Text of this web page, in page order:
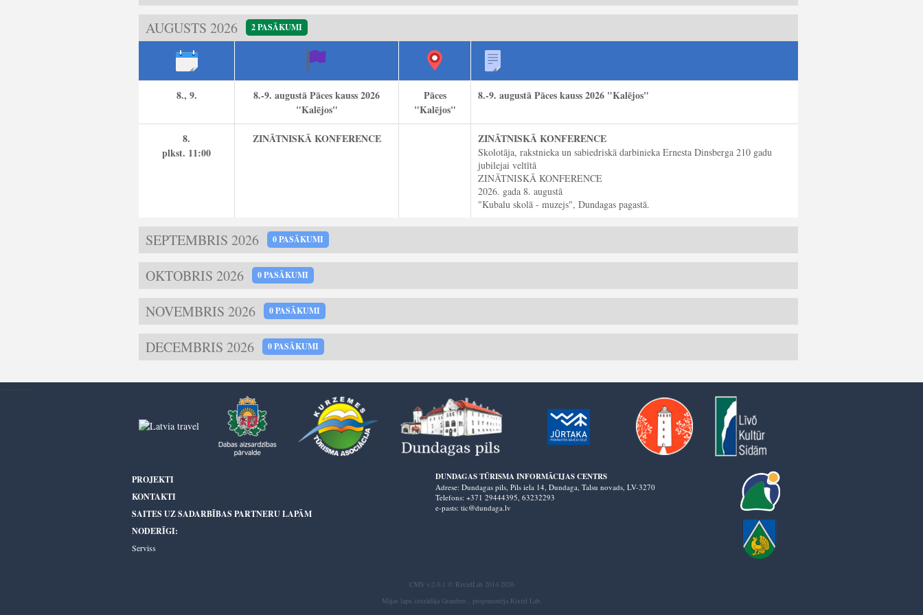
AUGUSTS 2026
2 PASĀKUMI
8., 9.
8.-9. augustā Pāces kauss 2026
"Kalējos"
Pāces
"Kalējos"
8.-9. augustā Pāces kauss 2026 "Kalējos"
8.
plkst. 11:00
ZINĀTNISKĀ KONFERENCE ZINĀTNISKĀ KONFERENCE
Skolotāja, rakstnieka un sabiedriskā darbinieka Ernesta Dinsberga 210 gadu
jubilejai veltītā
ZINĀTNISKĀ KONFERENCE
2026. gada 8. augustā
"Kubalu skolā - muzejs", Dundagas pagastā.
SEPTEMBRIS 2026 0 PASĀKUMI
OKTOBRIS 2026 0 PASĀKUMI
NOVEMBRIS 2026 0 PASĀKUMI
DECEMBRIS 2026 0 PASĀKUMI
PROJEKTI
KONTAKTI
SAITES UZ SADARBĪBAS PARTNERU LAPĀM
NODERĪGI:
Serviss
DUNDAGAS TŪRISMA INFORMĀCIJAS CENTRS
Adrese: Dundagas pils, Pils iela 14, Dundaga, Talsu novads, LV-3270
Telefons: +371 29444395, 63232293
e-pasts: tic@dundaga.lv
CMS v.2.0.1 © RixtelLab 2014-2026
Mājas lapu izstrādāja Grandem , programmēja Rixtel Lab.